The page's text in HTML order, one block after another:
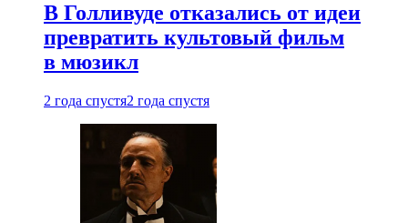
В Голливуде отказались от идеи
превратить культовый фильм
в мюзикл
2 года спустя2 года спустя